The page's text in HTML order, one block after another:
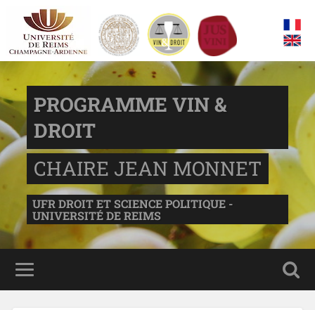
PROGRAMME VIN &
DROIT
CHAIRE JEAN MONNET
UFR DROIT ET SCIENCE POLITIQUE -
UNIVERSITÉ DE REIMS